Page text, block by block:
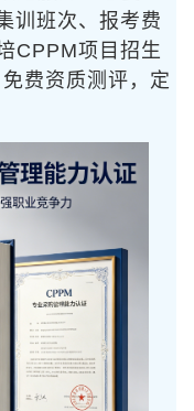
训班次、报考费
CPPM项目招生
费资质测评，定